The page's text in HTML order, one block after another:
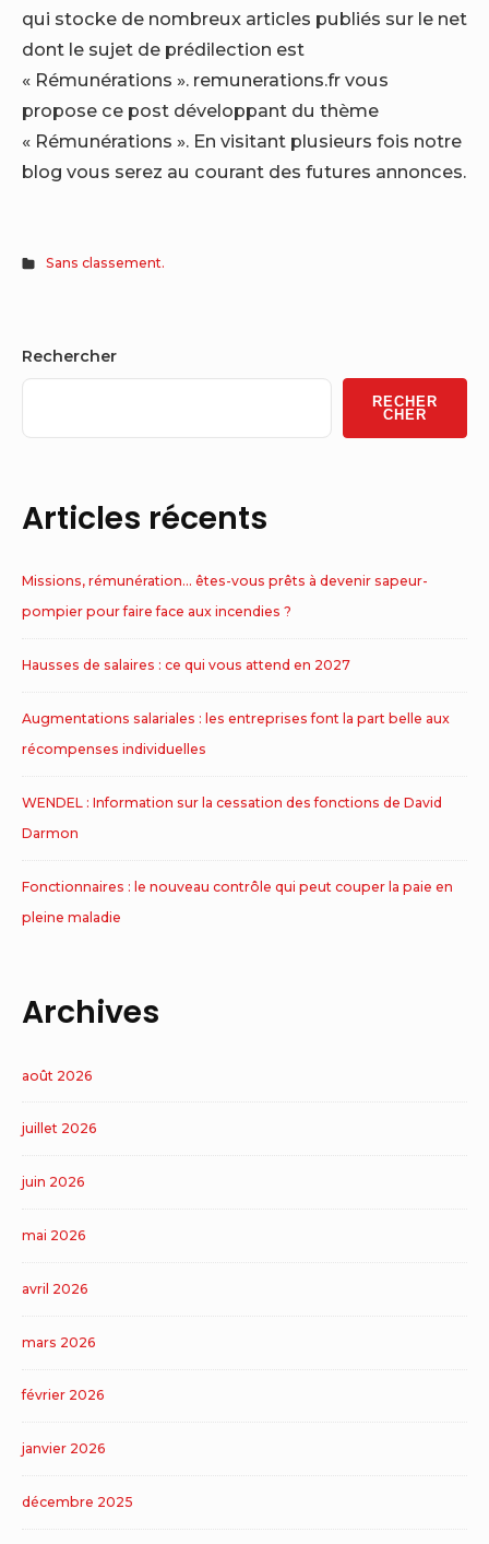
qui stocke de nombreux articles publiés sur le net
dont le sujet de prédilection est
« Rémunérations ». remunerations.fr vous
propose ce post développant du thème
« Rémunérations ». En visitant plusieurs fois notre
blog vous serez au courant des futures annonces.
Sans classement.
Sidebar
Widget
Area
Rechercher
RECHER
CHER
Articles récents
Missions, rémunération… êtes-vous prêts à devenir sapeur-
pompier pour faire face aux incendies ?
Hausses de salaires : ce qui vous attend en 2027
Augmentations salariales : les entreprises font la part belle aux
récompenses individuelles
WENDEL : Information sur la cessation des fonctions de David
Darmon
Fonctionnaires : le nouveau contrôle qui peut couper la paie en
pleine maladie
Archives
août 2026
juillet 2026
juin 2026
mai 2026
avril 2026
mars 2026
février 2026
janvier 2026
décembre 2025